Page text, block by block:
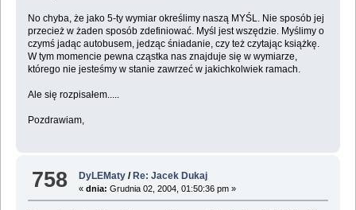
No chyba, że jako 5-ty wymiar określimy naszą MYŚL. Nie sposób jej
przecież w żaden sposób zdefiniować. Myśl jest wszędzie. Myślimy o
czymś jadąc autobusem, jedząc śniadanie, czy też czytając książkę.
W tym momencie pewna cząstka nas znajduje się w wymiarze,
którego nie jesteśmy w stanie zawrzeć w jakichkolwiek ramach.
Ale się rozpisałem.....
Pozdrawiam,
758 DyLEMaty /Re: Jacek Dukaj
«dnia: Grudnia 02, 2004, 01:50:36 pm »